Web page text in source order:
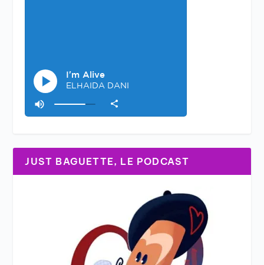
JUST BAGUETTE, LE PODCAST